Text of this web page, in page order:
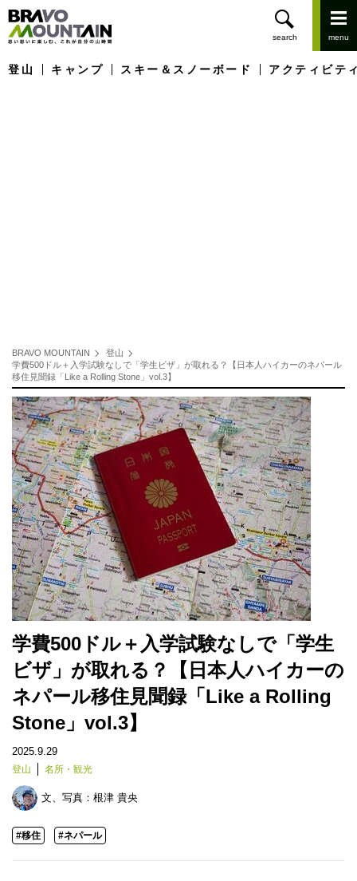
登山 キャンプ スキー＆スノーボード アクティビテ
BRAVO MOUNTAIN
登山
学費500ドル＋入学試験なしで「学生ビザ」が取れる？【日本人ハイカーのネパール
移住見聞録「Like a Rolling Stone」vol.3】
学費500ドル＋入学試験なしで「学生
ビザ」が取れる？【日本人ハイカーの
ネパール移住見聞録「Like a Rolling
Stone」vol.3】
2025.9.29
登山 名所・観光
文、写真： 根津 貴央
#移住 #ネパール